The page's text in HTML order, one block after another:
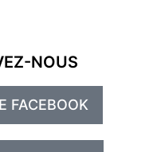
NOUS
FACEBOOK